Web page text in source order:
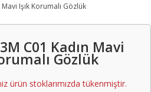
Işık Korumalı Gözlük
C01 Kadın Mavi
Gözlük
ürün stoklarımızda tükenmiştir.